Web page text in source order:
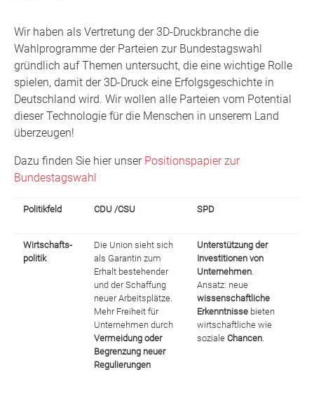
Wir haben als Vertretung der 3D-Druckbranche die
Wahlprogramme der Parteien zur Bundestagswahl
gründlich auf Themen untersucht, die eine wichtige Rolle
spielen, damit der 3D-Druck eine Erfolgsgeschichte in
Deutschland wird. Wir wollen alle Parteien vom Potential
dieser Technologie für die Menschen in unserem Land
überzeugen!
Dazu finden Sie hier unser Positionspapier zur
Bundestagswahl
Politikfeld CDU /CSU SPD
Wirtschafts-
politik
Die Union sieht sich
als Garantin zum
Erhalt bestehender
und der Schaffung
neuer Arbeitsplätze.
Mehr Freiheit für
Unternehmen durch
Vermeidung oder
Begrenzung neuer
Regulierungen
Unterstützung der
Investitionen von
Unternehmen.
Ansatz: neue
wissenschaftliche
Erkenntnissebieten
wirtschaftliche wie
soziale Chancen.